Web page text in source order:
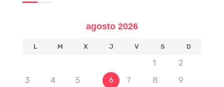
agosto 2026
L M X J V S D
1
2
3
4 5 6 7 8
9